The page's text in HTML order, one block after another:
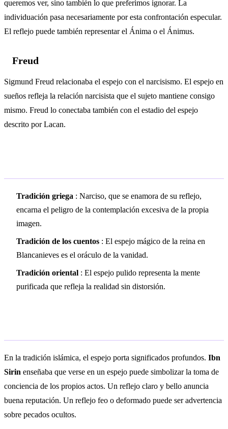
queremos ver, sino también lo que preferimos ignorar. La
individuación pasa necesariamente por esta confrontación especular.
El reflejo puede también representar el Ánima o el Ánimus.
Freud
Sigmund Freud relacionaba el espejo con el narcisismo. El espejo en
sueños refleja la relación narcisista que el sujeto mantiene consigo
mismo. Freud lo conectaba también con el estadio del espejo
descrito por Lacan.
Tradición griega : Narciso, que se enamora de su reflejo,
encarna el peligro de la contemplación excesiva de la propia
imagen.
Tradición de los cuentos : El espejo mágico de la reina en
Blancanieves es el oráculo de la vanidad.
Tradición oriental : El espejo pulido representa la mente
purificada que refleja la realidad sin distorsión.
En la tradición islámica, el espejo porta significados profundos. Ibn
Sirin enseñaba que verse en un espejo puede simbolizar la toma de
conciencia de los propios actos. Un reflejo claro y bello anuncia
buena reputación. Un reflejo feo o deformado puede ser advertencia
sobre pecados ocultos.